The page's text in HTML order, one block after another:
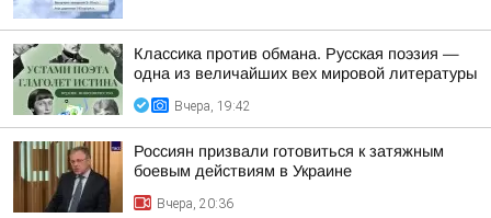
Классика против обмана. Русская поэзия —
одна из величайших вех мировой литературы
Вчера, 19:42
Россиян призвали готовиться к затяжным
боевым действиям в Украине
Вчера, 20:36